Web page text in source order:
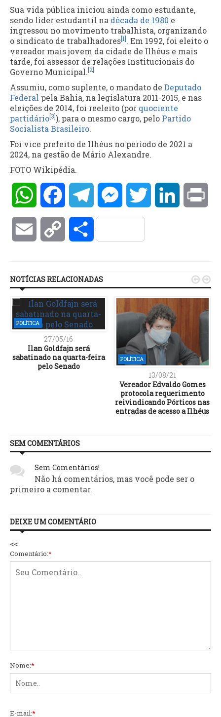
Sua vida pública iniciou ainda como estudante,
sendo líder estudantil na década de 1980 e
ingressou no movimento trabalhista, organizando
o sindicato de trabalhadores[1]. Em 1992, foi eleito o
vereador mais jovem da cidade de Ilhéus e mais
tarde, foi assessor de relações Institucionais do
Governo Municipal.[2]
Assumiu, como suplente, o mandato de Deputado
Federal pela Bahia, na legislatura 2011-2015, e nas
eleições de 2014, foi reeleito (por quociente
partidário[3]), para o mesmo cargo, pelo Partido
Socialista Brasileiro.
Foi vice prefeito de Ilhéus no período de 2021 a
2024, na gestão de Mário Alexandre.
FOTO Wikipédia.
WhatsAppFacebookTelegramMessengerTwitter LinkedIn
Email Copy Compartilhar
NOTÍCIAS RELACIONADAS
POLÍTICA
27/05/16
Ilan Goldfajn será
sabatinado na quarta-feira
pelo Senado
POLÍTICA
13/08/21
Vereador Edvaldo Gomes
protocola requerimento
reivindicando Pórticos nas
entradas de acesso a Ilhéus
 
SEM COMENTÁRIOS
Sem Comentários!
Não há comentários, mas você pode ser o
primeiro a comentar.
DEIXE UM COMENTÁRIO
<<
Comentário:*
Nome:*
E-mail:*